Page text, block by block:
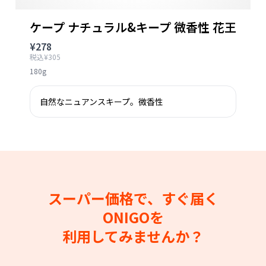
ケープ ナチュラル&キープ 微香性 花王
¥278
税込¥305
180g
自然なニュアンスキープ。微香性
スーパー価格で、すぐ届く
ONIGOを
利用してみませんか？